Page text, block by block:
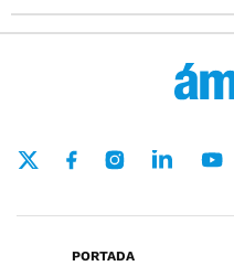
PORTADA